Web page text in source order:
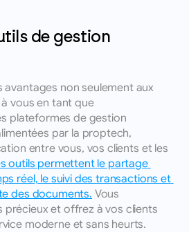
de gestion
non seulement aux
vous en tant que
plateformes de gestion
par la proptech,
entre vous, vos clients et les
outils permettent le partage
réel, le suivi des transactions et
des documents. Vous
précieux et offrez à vos clients
moderne et sans heurts.